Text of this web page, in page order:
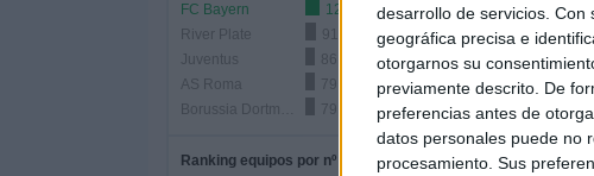
desarrollo de servicios. Con
geográfica precisa e
otorgarnos su
previamente descrito. De
preferencias antes de
datos personales puede no
procesamiento. Sus
FC Bayern
120 (5,92%)
River Plate
91 (4,49%)
Juventus
86 (4,24%)
AS Roma
79 (3,9%)
79 (3,9%)
Ranking equipos por nº de partidos Local